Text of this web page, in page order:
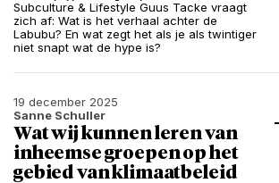
Subculture & Lifestyle Guus Tacke vraagt
zich af: Wat is het verhaal achter de
Labubu? En wat zegt het als je als twintiger
niet snapt wat de hype is?
19 december 2025
Sanne Schuller
Wat wij kunnen leren van
inheemse groepen op het
gebied van klimaatbeleid